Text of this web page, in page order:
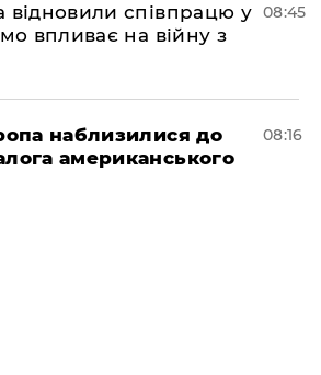
співпрацю у
впливає на війну з
08:45
наблизилися до
американського
08:16